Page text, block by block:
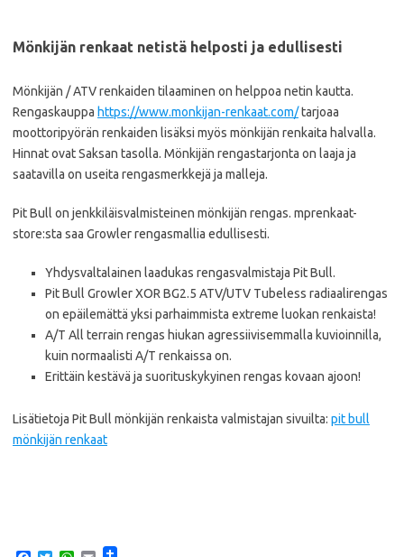
Mönkijän renkaat netistä helposti ja edullisesti
Mönkijän / ATV renkaiden tilaaminen on helppoa netin kautta.
Rengaskauppa https://www.monkijan-renkaat.com/tarjoaa
moottoripyörän renkaiden lisäksi myös mönkijän renkaita halvalla.
Hinnat ovat Saksan tasolla. Mönkijän rengastarjonta on laaja ja
saatavilla on useita rengasmerkkejä ja malleja.
Pit Bull on jenkkiläisvalmisteinen mönkijän rengas. mprenkaat-
store:sta saa Growler rengasmallia edullisesti.
Yhdysvaltalainen laadukas rengasvalmistaja Pit Bull.
Pit Bull Growler XOR BG2.5 ATV/UTV Tubeless radiaalirengas
on epäilemättä yksi parhaimmista extreme luokan renkaista!
A/T All terrain rengas hiukan agressiivisemmalla kuvioinnilla,
kuin normaalisti A/T renkaissa on.
Erittäin kestävä ja suorituskykyinen rengas kovaan ajoon!
Lisätietoja Pit Bull mönkijän renkaista valmistajan sivuilta: pit bull
mönkijän renkaat